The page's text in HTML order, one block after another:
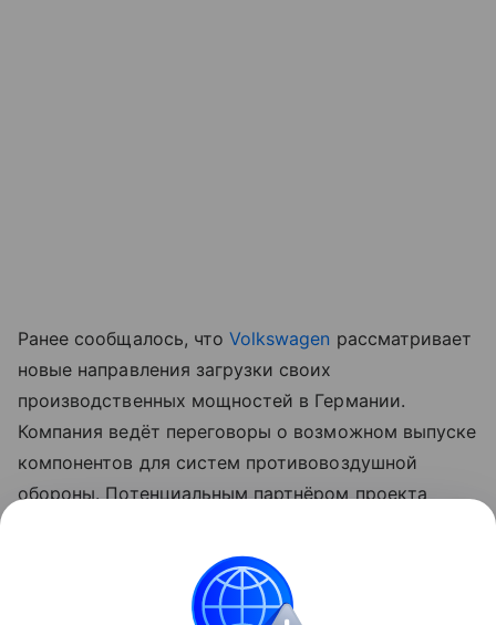
Ранее сообщалось, чтоVolkswagen рассматривает
новые направления загрузки своих
производственных мощностей в Германии.
Компания ведёт переговоры о возможном выпуске
компонентов для систем противовоздушной
обороны. Потенциальным партнёром проекта
Милена Скрипальщикова